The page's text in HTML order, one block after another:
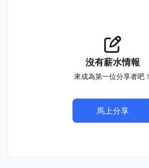
沒有薪水情報
來成為第一位分享者吧！
馬上分享